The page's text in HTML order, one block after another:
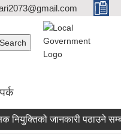
जानकारी पठाउने सम्बन्धी